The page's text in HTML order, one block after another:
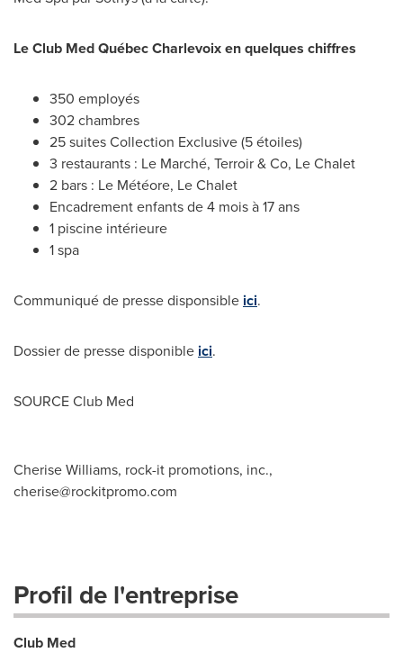
Le Club Med Québec Charlevoix en quelques chiffres
350 employés
302 chambres
25 suites Collection Exclusive (5 étoiles)
3 restaurants : Le Marché, Terroir & Co, Le Chalet
2 bars : Le Météore, Le Chalet
Encadrement enfants de 4 mois à 17 ans
1 piscine intérieure
1 spa
Communiqué de presse disponsible ici.
Dossier de presse disponible ici.
SOURCE Club Med
Cherise Williams, rock-it promotions, inc.,
cherise@rockitpromo.com
Profil de l'entreprise
Club Med